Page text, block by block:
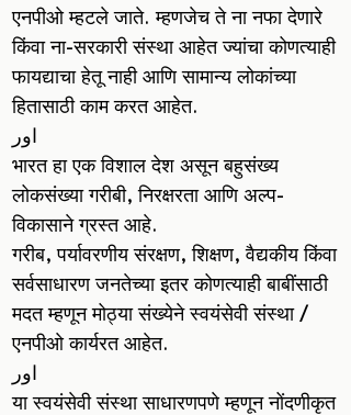
एनपीओ म्हटले जाते. म्हणजेच ते ना नफा देणारे
किंवा ना-सरकारी संस्था आहेत ज्यांचा कोणत्याही
फायद्याचा हेतू नाही आणि सामान्य लोकांच्या
हितासाठी काम करत आहेत.
اور
भारत हा एक विशाल देश असून बहुसंख्य
लोकसंख्या गरीबी, निरक्षरता आणि अल्प-
विकासाने ग्रस्त आहे.
गरीब, पर्यावरणीय संरक्षण, शिक्षण, वैद्यकीय किंवा
सर्वसाधारण जनतेच्या इतर कोणत्याही बाबींसाठी
मदत म्हणून मोठ्या संख्येने स्वयंसेवी संस्था /
एनपीओ कार्यरत आहेत.
اور
या स्वयंसेवी संस्था साधारणपणे म्हणून नोंदणीकृत